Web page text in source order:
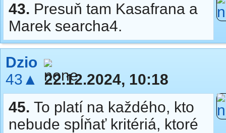
43. Presuň tam Kasafrana a
Marek searcha4.
Dzio
43▲
22.12.2024, 10:18
45. To platí na každého, kto
nebude spĺňať kritériá, ktoré